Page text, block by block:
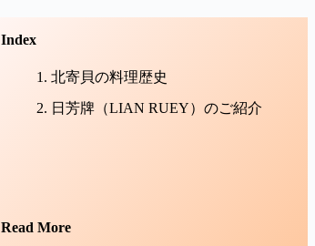
Index
北寄貝の料理歴史
日芳牌（LIAN RUEY）のご紹介
Read More